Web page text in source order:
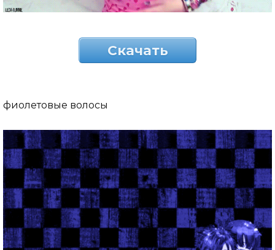
Скачать
фиолетовые волосы